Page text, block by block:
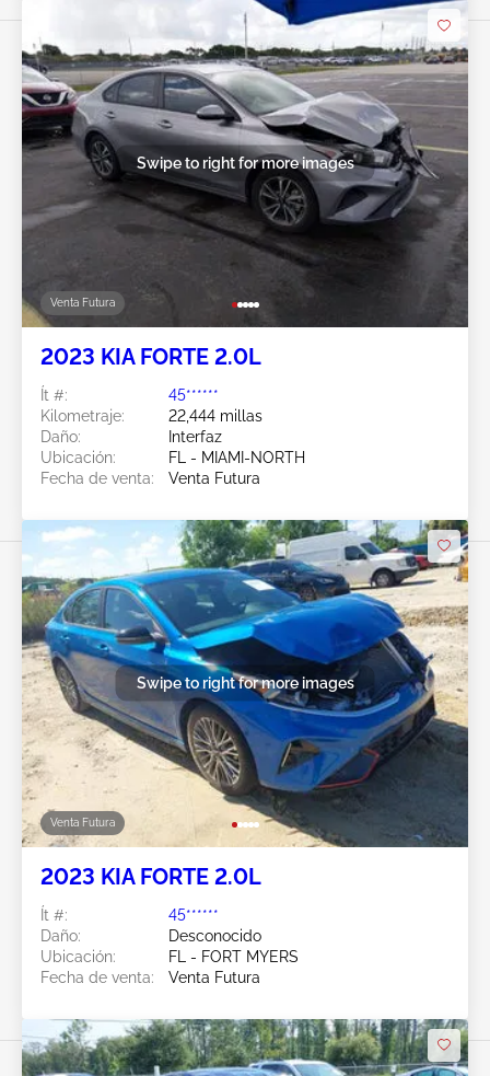
Venta Futura
Swipe to right for more images
2023 KIA FORTE 2.0L
Ít #:
45******
Kilometraje:
22,444 millas
Daño:
Interfaz
Ubicación:
FL - MIAMI-NORTH
Fecha de venta:
Venta Futura
Venta Futura
Swipe to right for more images
2023 KIA FORTE 2.0L
Ít #:
45******
Daño:
Desconocido
Ubicación:
FL - FORT MYERS
Fecha de venta:
Venta Futura